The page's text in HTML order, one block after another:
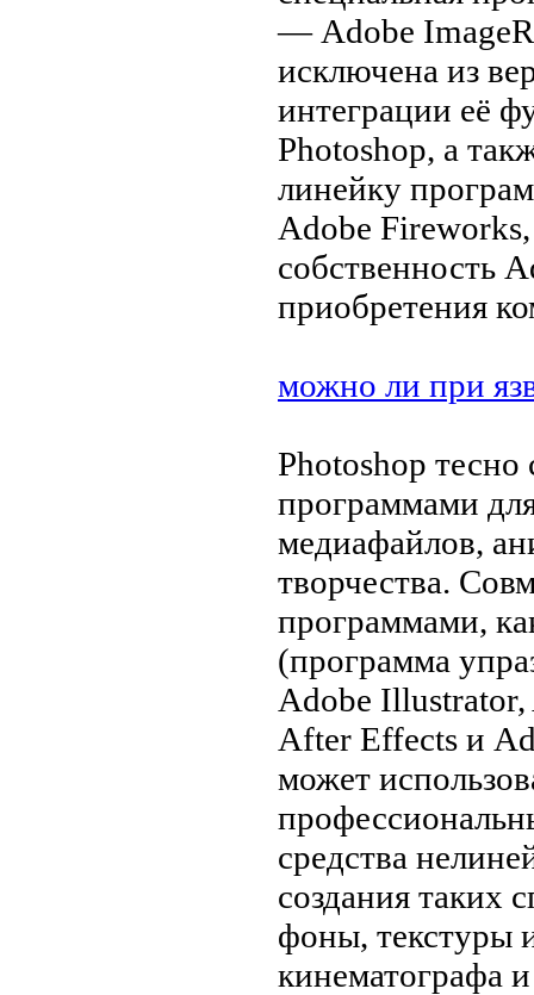
— Adobe
исключена из
интеграции её
Photoshop, а
линейку
Adobe
собственность
приобретения
можно ли при
Photoshop тесно
программами
медиафайлов,
творчества.
программами,
(программа
Adobe Illustrator,
After Effects и
может
средства
создания таких
фоны, текстуры
кинематографа